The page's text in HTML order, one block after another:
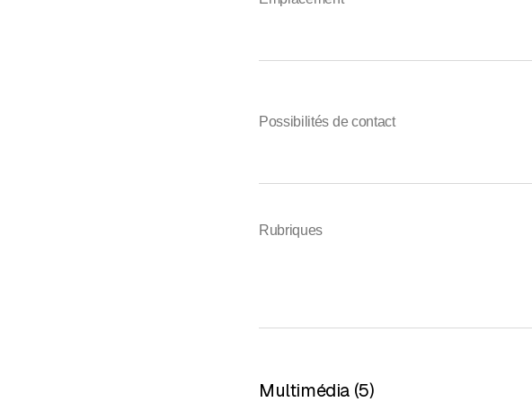
Possibilités de contact
Rubriques
Multimédia (5)